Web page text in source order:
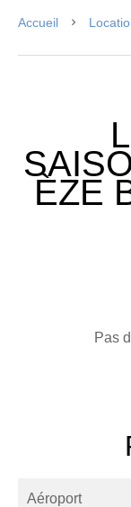
Accueil
ÈZE
Pas
Aéroport